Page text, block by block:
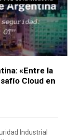
«Entre la
Cloud en
Industrial